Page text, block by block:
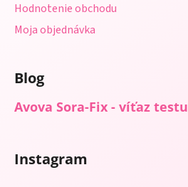
Hodnotenie obchodu
Moja objednávka
Blog
Avova Sora-Fix - víťaz testu
Instagram